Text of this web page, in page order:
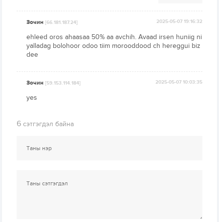
Зочин[66.181.187.24] 2025-05-07 19:16:32
ehleed oros ahaasaa 50% aa avchih. Avaad irsen huniig ni
yalladag bolohoor odoo tiim morooddood ch hereggui biz
dee
Зочин[59.153.114.184] 2025-05-07 10:03:35
yes
6 сэтгэгдэл байна